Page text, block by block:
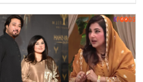
نہیں کر رہے ۔۔۔